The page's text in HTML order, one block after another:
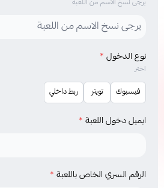
يرجى نسخ الاسم من اللعبة
نوع الدخول *
اختر
فيسبوك تويتر ربط داخلي
ايميل دخول اللعبة *
الرقم السري الخاص باللعبة *